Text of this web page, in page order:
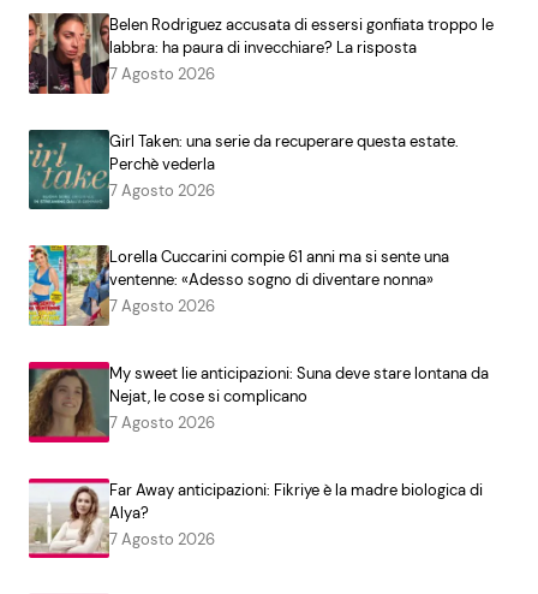
Belen Rodriguez accusata di essersi gonfiata troppo le
labbra: ha paura di invecchiare? La risposta
7 Agosto 2026
Girl Taken: una serie da recuperare questa estate.
Perchè vederla
7 Agosto 2026
Lorella Cuccarini compie 61 anni ma si sente una
ventenne: «Adesso sogno di diventare nonna»
7 Agosto 2026
My sweet lie anticipazioni: Suna deve stare lontana da
Nejat, le cose si complicano
7 Agosto 2026
Far Away anticipazioni: Fikriye è la madre biologica di
Alya?
7 Agosto 2026